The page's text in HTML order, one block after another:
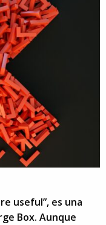
useful”, es una
Box. Aunque